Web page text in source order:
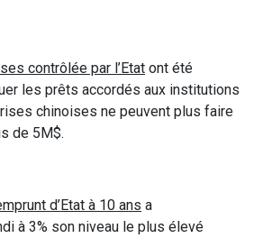
contrôlée par l’Etat ont été
les prêts accordés aux institutions
chinoises ne peuvent plus faire
de 5M$.
d’Etat à 10 ans a
à 3% son niveau le plus élevé